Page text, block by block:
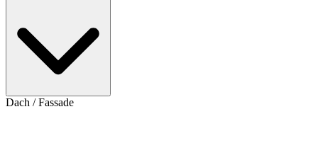
Dach / Fassade